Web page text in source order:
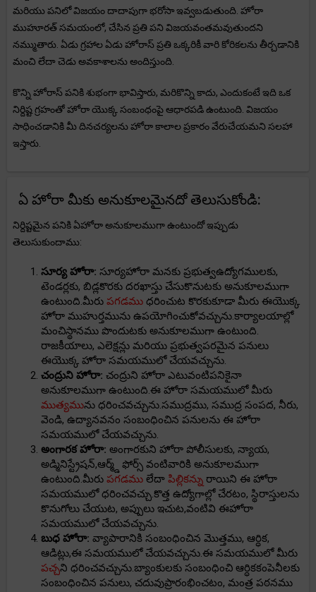
మరియు పనిలో విజయం దాదాపుగా భరోసా ఇవ్వబడుతుంది. హోరా
ముహూరత్ సమయంలో, చేసిన ప్రతి పని విజయవంతమవుతుందని
నమ్ముతారు. ఏడు గ్రహాల ఏడు హోరాస్ ప్రతి ఒక్కరికీ వారి కోరికలను తీర్చడానికి
మంచి లేదా చెడు అవకాశాలను అందిస్తుంది.
కొన్ని హోరాస్ పనికి శుభంగా భావిస్తారు, మరికొన్ని కాదు, ఎందుకంటే ఇది ఒక
నిర్దిష్ట గ్రహంతో హోరా యొక్క సంబంధంపై ఆధారపడి ఉంటుంది. విజయం
సాధించడానికి మీ దినచర్యలను హోరా కాలాల ప్రకారం వేరుచేయమని సలహా
ఇస్తారు.
ఏ హోరా మీకు అనుకూలమైనదో తెలుసుకోండి:
నిర్దిష్టమైన పనికి ఏహోరా అనుకూలముగా ఉంటుందో ఇప్పుడు
తెలుసుకుందాము:
సూర్య హోరా: సూర్యహోరా మనకు ప్రభుత్వఉద్యోగములకు,
టెండర్లకు, బిడ్లకొరకు దరఖాస్తు చేసుకొనుటకు అనుకూలముగా
ఉంటుంది.మీరు పగడము ధరించుట కొరకుకూడా మీరు ఈయొక్క
హోరా ముహుర్తమును ఉపయోగించుకోవచ్చును.కార్యాలయాల్లో
మంచిస్థానము పొందుటకు అనుకూలముగా ఉంటుంది.
రాజకీయాలు, ఎలెక్షన్లు మరియు ప్రభుత్వపరమైన పనులు
ఈయొక్క హోరా సమయములో చేయవచ్చును.
చంద్రుని హోరా: చంద్రుని హోరా ఎటువంటిపనికైనా
అనుకూలముగా ఉంటుంది.ఈ హోరా సమయములో మీరు
ముత్యమును ధరించవచ్చును.సముద్రము, సముద్ర సంపద, నీరు,
వెండి, ఉద్యానవనం సంబంధించిన పనులను ఈ హోరా
సమయములో చేయవచ్చును.
అంగారక హోరా: అంగారకుని హోరా పోలీసులకు, న్యాయ,
అడ్మినిస్ట్రేషన్,ఆర్మ్డ్ ఫోర్స్ వంటివారికి అనుకూలముగా
ఉంటుంది.మీరు పగడము లేదా పిల్లికన్ను రాయిని ఈ హోరా
సమయములో ధరించవచ్చు.కొత్త ఉద్యోగాల్లో చేరటం, స్థిరాస్తులను
కొనుగోలు చేయుట, అప్పులు ఇచుట,వంటివి ఈహోరా
సమయములో చేయవచ్చును.
బుధ హోరా: వ్యాపారానికి సంబంధించిన మొత్తము, ఆర్ధిక,
ఆడిట్లు,ఈ సమయములో చేయవచ్చును.ఈ సమయములో మీరు
పచ్చని ధరించవచ్చును.బ్యాంకులకు సంబంధించి ఆర్ధికకంపెనీలకు
సంబంధించిన పనులు, చదువుప్రారంభించటం, మంత్ర పఠనము